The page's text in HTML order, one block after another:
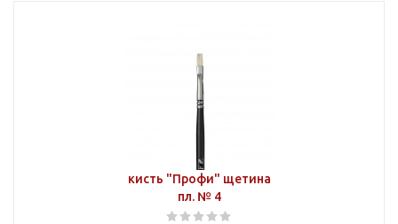
кисть "Профи" щетина
пл. № 4